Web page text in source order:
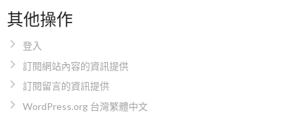
其他操作
登入
訂閱網站內容的資訊提供
訂閱留言的資訊提供
WordPress.org 台灣繁體中文